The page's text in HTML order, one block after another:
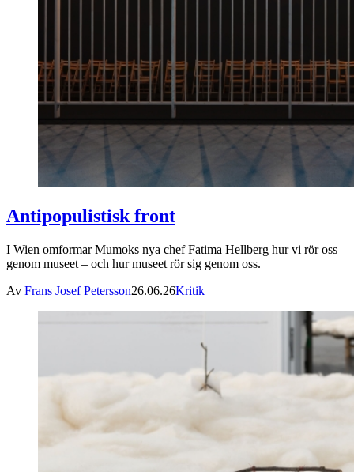
Antipopulistisk front
I Wien omformar Mumoks nya chef Fatima Hellberg hur vi rör oss
genom museet – och hur museet rör sig genom oss.
Av Frans Josef Petersson26.06.26Kritik